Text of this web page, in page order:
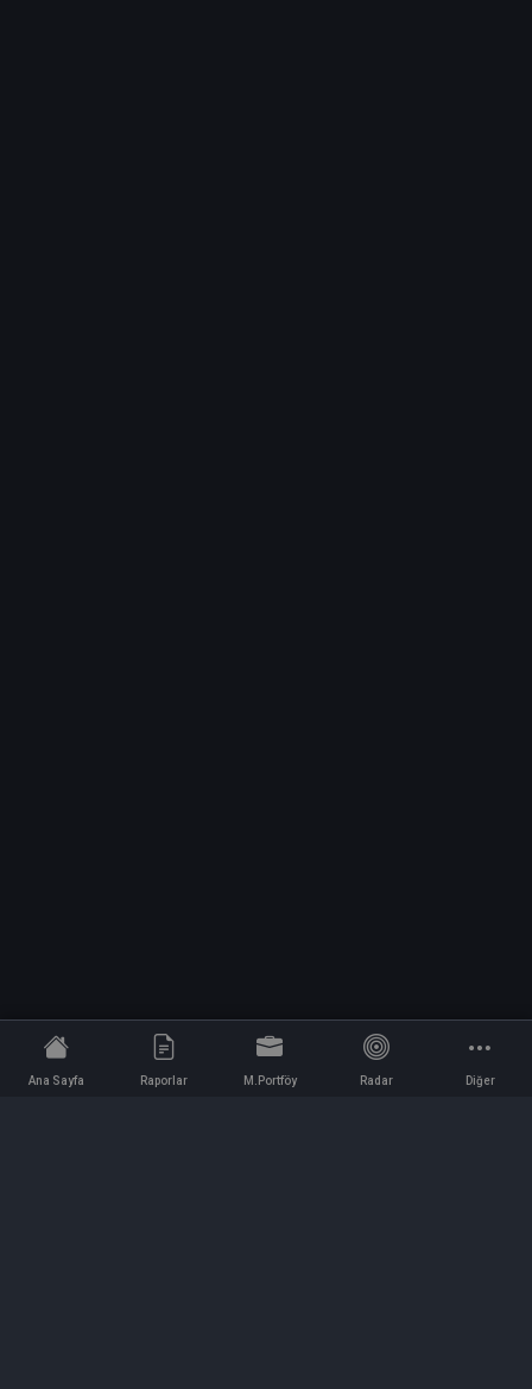
Ana Sayfa Raporlar M.Portföy Radar Diğer